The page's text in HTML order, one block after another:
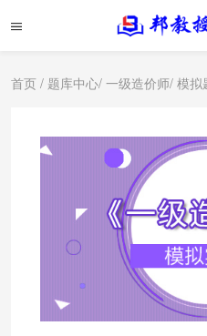
首页 / 题库中心/ 一级造价师/ 模拟